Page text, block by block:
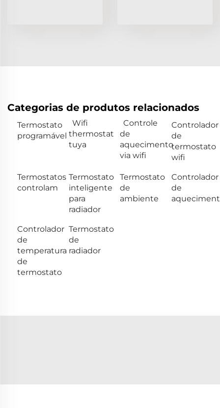
Categorias de produtos relacionados
Termostato
programável
Wifi
thermostat
tuya
Controle
de
aquecimento
via wifi
Controlador
de
termostato
wifi
Termostatos
controlam
Termostato
inteligente
para
radiador
Termostato
de
ambiente
Controlador
de
Controlador
de
temperatura
de
termostato
Termostato
de
radiador